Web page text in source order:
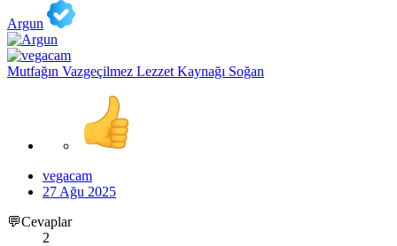
Argun
Mutfağın Vazgeçilmez Lezzet Kaynağı Soğan
vegacam
27 Ağu 2025
💬Cevaplar
2